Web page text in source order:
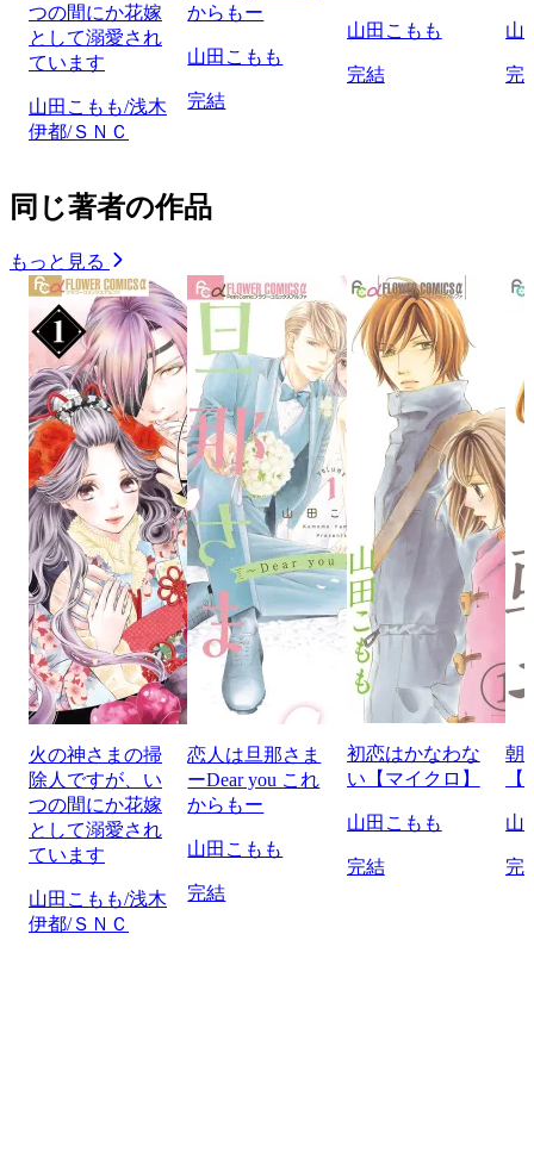
つの間にか花嫁
として溺愛され
ています
山田こもも/浅木
伊都/ＳＮＣ
からもー
山田こもも
完結
山田こもも
完結
山
完
同じ著者の作品
もっと見る
火の神さまの掃
除人ですが、い
つの間にか花嫁
として溺愛され
ています
山田こもも/浅木
伊都/ＳＮＣ
恋人は旦那さま
ーDear you これ
からもー
山田こもも
完結
初恋はかなわな
い【マイクロ】
山田こもも
完結
朝
山
完